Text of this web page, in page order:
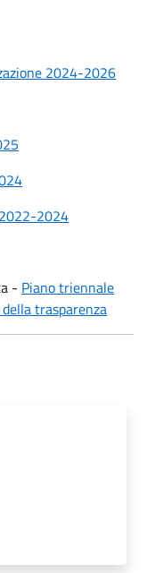
2024-2026
2024
- Piano triennale
trasparenza